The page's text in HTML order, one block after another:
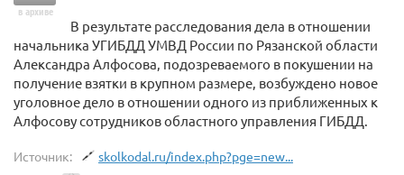
в архиве
В результате расследования дела в отношении
начальника УГИБДД УМВД России по Рязанской области
Александра Алфосова, подозреваемого в покушении на
получение взятки в крупном размере, возбуждено новое
уголовное дело в отношении одного из приближенных к
Алфосову сотрудников областного управления ГИБДД.
Источник: skolkodal.ru/index.php?pge=new...